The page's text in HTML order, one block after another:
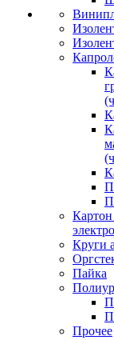
Круги
Пайка
Прочее